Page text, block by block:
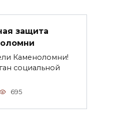
защита
Каменоломни!
социальной
695